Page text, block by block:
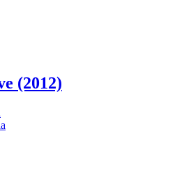
(2012)